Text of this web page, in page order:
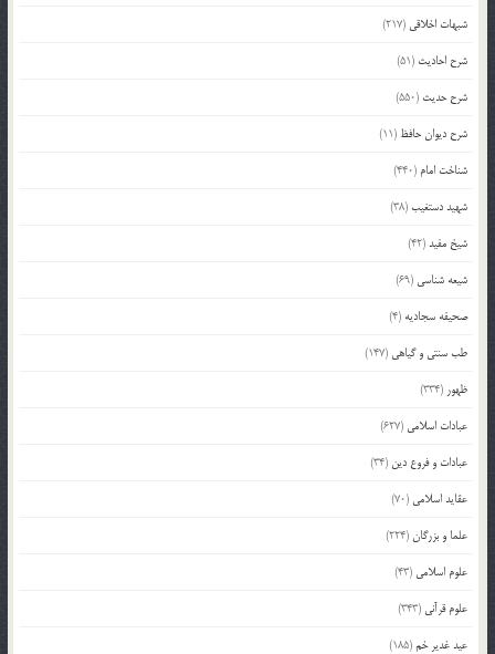
شبهات اخلاقی (217)
شرح احادیث (51)
شرح حدیث (550)
شرح دیوان حافظ (11)
شناخت امام (440)
شهید دستغیب(38)
شیخ مفید(42)
شیعه شناسی (69)
صحیفه سجادیه (4)
طب سنتی و گیاهی (147)
ظهور (334)
عبادات اسلامی (627)
عبادات و فروع دین (34)
عقاید اسلامی (70)
علما و بزرگان(224)
علوم اسلامی (43)
علوم قرآنی (343)
عید غدیر خم(185)